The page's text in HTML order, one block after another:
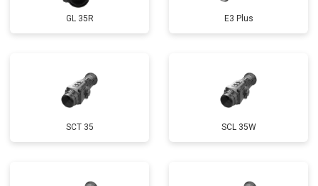
GL 35R E3 Plus
SCT 35 SCL 35W